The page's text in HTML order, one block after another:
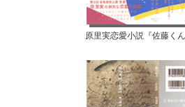
原里実恋愛小説『佐藤くん